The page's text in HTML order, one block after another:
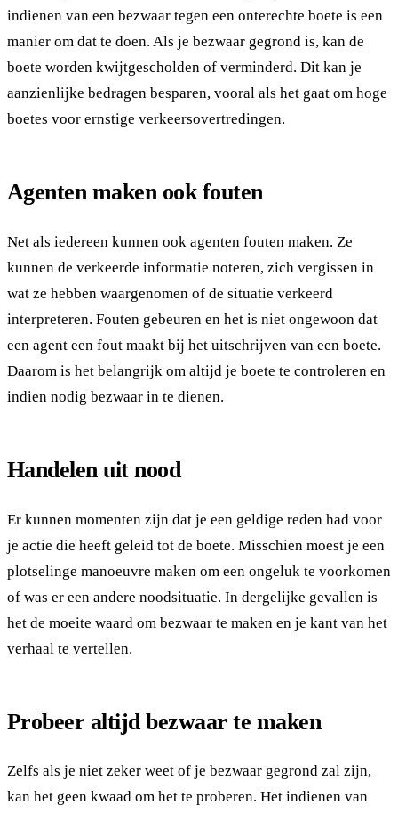
indienen van een bezwaar tegen een onterechte boete is een
manier om dat te doen. Als je bezwaar gegrond is, kan de
boete worden kwijtgescholden of verminderd. Dit kan je
aanzienlijke bedragen besparen, vooral als het gaat om hoge
boetes voor ernstige verkeersovertredingen.
Agenten maken ook fouten
Net als iedereen kunnen ook agenten fouten maken. Ze
kunnen de verkeerde informatie noteren, zich vergissen in
wat ze hebben waargenomen of de situatie verkeerd
interpreteren. Fouten gebeuren en het is niet ongewoon dat
een agent een fout maakt bij het uitschrijven van een boete.
Daarom is het belangrijk om altijd je boete te controleren en
indien nodig bezwaar in te dienen.
Handelen uit nood
Er kunnen momenten zijn dat je een geldige reden had voor
je actie die heeft geleid tot de boete. Misschien moest je een
plotselinge manoeuvre maken om een ongeluk te voorkomen
of was er een andere noodsituatie. In dergelijke gevallen is
het de moeite waard om bezwaar te maken en je kant van het
verhaal te vertellen.
Probeer altijd bezwaar te maken
Zelfs als je niet zeker weet of je bezwaar gegrond zal zijn,
kan het geen kwaad om het te proberen. Het indienen van